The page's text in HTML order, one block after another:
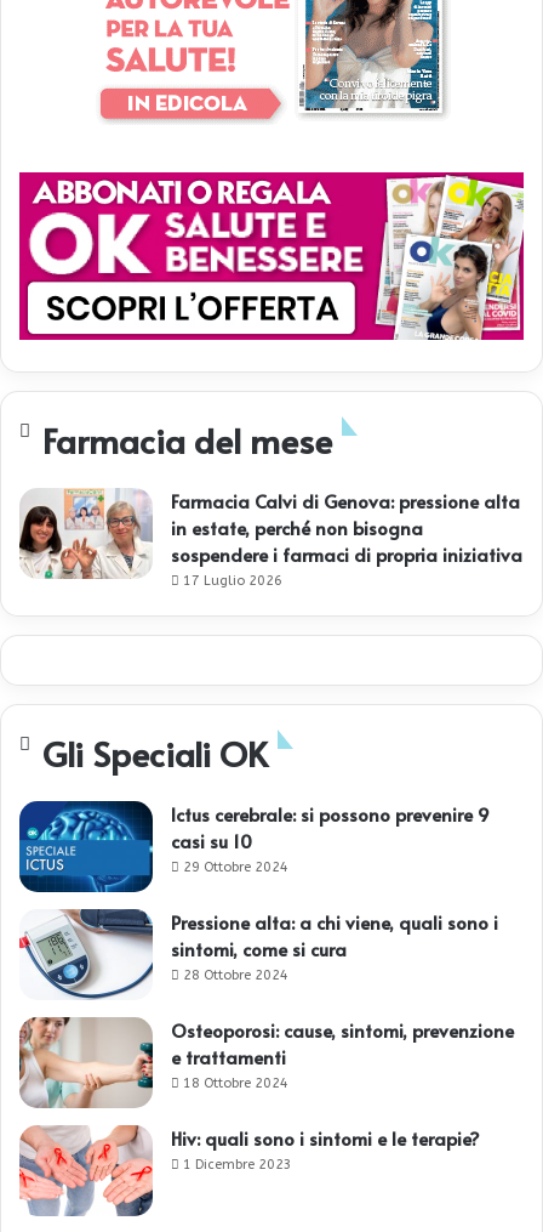
Farmacia del mese
Farmacia Calvi di Genova: pressione alta
in estate, perché non bisogna
sospendere i farmaci di propria iniziativa
17 Luglio 2026
Gli Speciali OK
Ictus cerebrale: si possono prevenire 9
casi su 10
29 Ottobre 2024
Pressione alta: a chi viene, quali sono i
sintomi, come si cura
28 Ottobre 2024
Osteoporosi: cause, sintomi, prevenzione
e trattamenti
18 Ottobre 2024
Hiv: quali sono i sintomi e le terapie?
1 Dicembre 2023